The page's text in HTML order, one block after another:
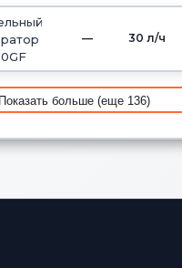
— 30 л/ч
Показать больше (еще 136)